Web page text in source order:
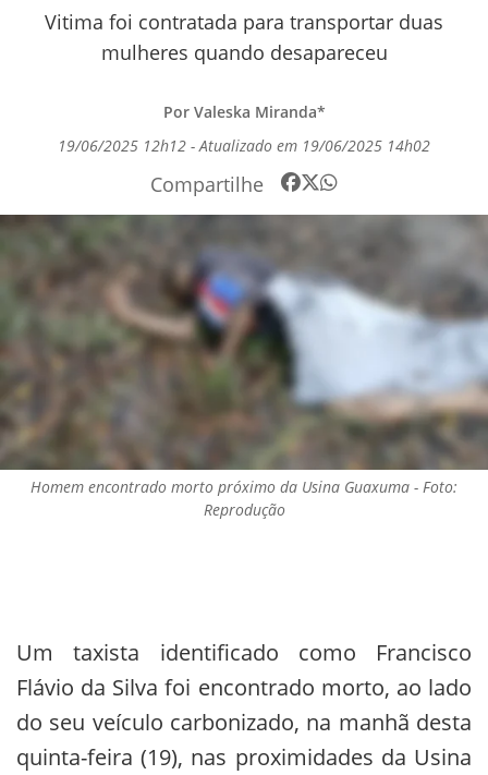
Vitima foi contratada para transportar duas
mulheres quando desapareceu
Por Valeska Miranda*
19/06/2025 12h12 - Atualizado em 19/06/2025 14h02
Compartilhe
Homem encontrado morto próximo da Usina Guaxuma - Foto:
Reprodução
Um taxista identificado como Francisco
Flávio da Silva foi encontrado morto, ao lado
do seu veículo carbonizado, na manhã desta
quinta-feira (19), nas proximidades da Usina